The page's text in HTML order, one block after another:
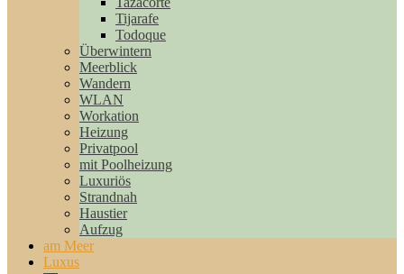
Tijarafe
Todoque
Überwintern
Meerblick
Wandern
WLAN
Workation
Heizung
Privatpool
mit Poolheizung
Luxuriös
Strandnah
Haustier
Aufzug
am Meer
Luxus